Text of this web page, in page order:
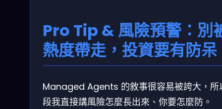
Pro Tip & 風險預警：別
熱度帶走，投資要有防呆
Managed Agents 的敘事很容易被誇大，所
段我直接講風險怎麼長出來、你要怎麼防。